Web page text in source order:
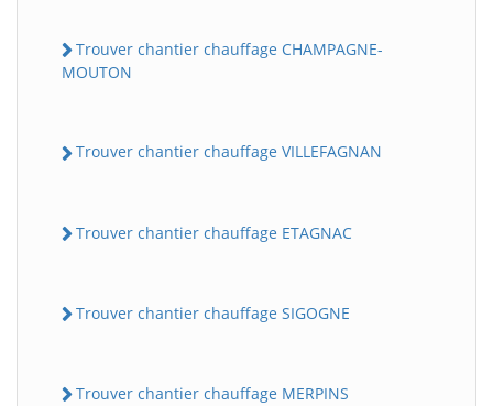
Trouver chantier chauffage CHAMPAGNE-
MOUTON
Trouver chantier chauffage VILLEFAGNAN
Trouver chantier chauffage ETAGNAC
Trouver chantier chauffage SIGOGNE
Trouver chantier chauffage MERPINS